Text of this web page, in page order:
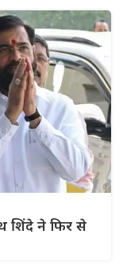
शिंदे ने फिर से